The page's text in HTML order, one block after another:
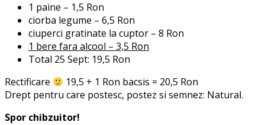
1 paine – 1,5 Ron
ciorba legume – 6,5 Ron
ciuperci gratinate la cuptor – 8 Ron
1 bere fara alcool – 3,5 Ron
Total 25 Sept: 19,5 Ron
Rectificare
19,5 + 1 Ron bacsis = 20,5 Ron
Drept pentru care postesc, postez si semnez: Natural.
Spor chibzuitor!